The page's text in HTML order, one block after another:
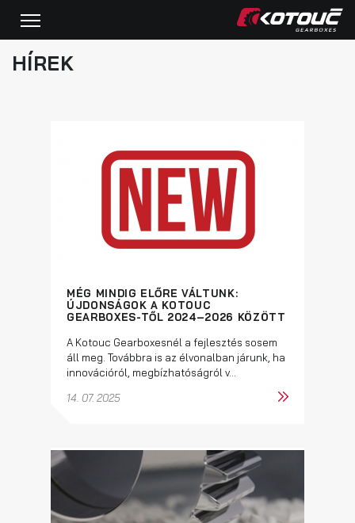
HÍREK
MÉG MINDIG ELŐRE VÁLTUNK:
ÚJDONSÁGOK A KOTOUC
GEARBOXES-TŐL 2024–2026 KÖZÖTT
A Kotouc Gearboxesnél a fejlesztés sosem
áll meg. Továbbra is az élvonalban járunk, ha
innovációról, megbízhatóságról v...
14. 07. 2025